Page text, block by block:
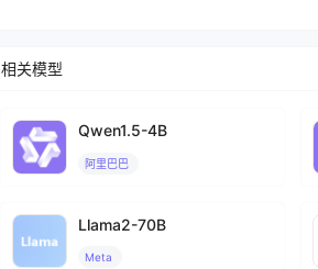
相关模型
Qwen1.5-4B
阿里巴巴
Llama2-70B
Meta